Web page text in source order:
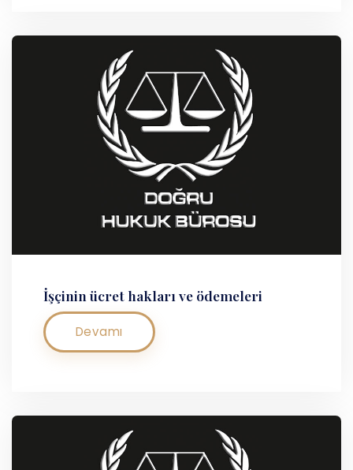
İşçinin ücret hakları ve ödemeleri
Devamı